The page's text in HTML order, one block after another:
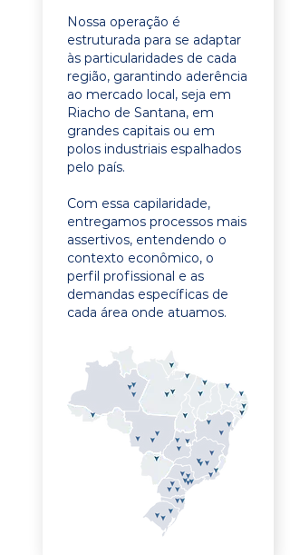
Nossa operação é
estruturada para se adaptar
às particularidades de cada
região, garantindo aderência
ao mercado local, seja em
Riacho de Santana, em
grandes capitais ou em
polos industriais espalhados
pelo país.
Com essa capilaridade,
entregamos processos mais
assertivos, entendendo o
contexto econômico, o
perfil profissional e as
demandas específicas de
cada área onde atuamos.